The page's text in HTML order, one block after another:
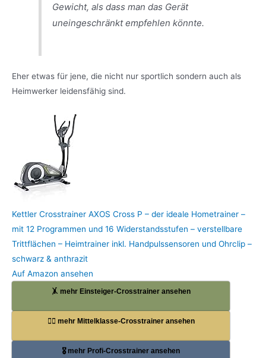
Gewicht, als dass man das Gerät
uneingeschränkt empfehlen könnte.
Eher etwas für jene, die nicht nur sportlich sondern auch als
Heimwerker leidensfähig sind.
Kettler Crosstrainer AXOS Cross P – der ideale Hometrainer –
mit 12 Programmen und 16 Widerstandsstufen – verstellbare
Trittflächen – Heimtrainer inkl. Handpulssensoren und Ohrclip –
schwarz & anthrazit
Auf Amazon ansehen
🤸 mehr Einsteiger-Crosstrainer ansehen
🏋️‍♀️ mehr Mittelklasse-Crosstrainer ansehen
🎖️ mehr Profi-Crosstrainer ansehen